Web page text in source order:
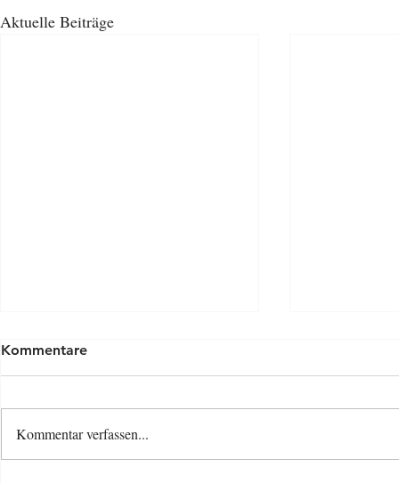
Aktuelle Beiträge
Kommentare
Kommentar verfassen...